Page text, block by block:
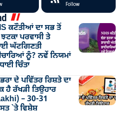
Follow
ਕਟੌਤੀਆਂ ਦਾ ਸਭ ਤੋਂ
ਪਰਵਾਸੀ ਤੇ
ਘੱਟਗਿਣਤੀ
ਨੂੰ? ਨਵੇਂ ਨਿਯਮਾਂ
ਚਿੰਤਾ
ਦੇ ਪਵਿੱਤਰ ਰਿਸ਼ਤੇ ਦਾ
ਹੈ ਰੱਖੜੀ ਤਿਉਹਾਰ
– 30-31
`ਤੇ ਵਿਸ਼ੇਸ਼